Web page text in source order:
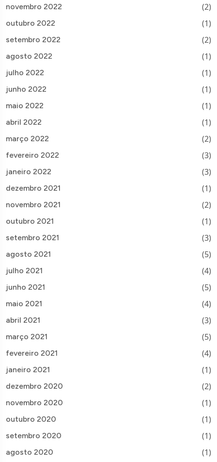
novembro 2022 (2)
outubro 2022 (1)
setembro 2022 (2)
agosto 2022 (1)
julho 2022 (1)
junho 2022 (1)
maio 2022 (1)
abril 2022 (1)
março 2022 (2)
fevereiro 2022 (3)
janeiro 2022 (3)
dezembro 2021 (1)
novembro 2021 (2)
outubro 2021 (1)
setembro 2021 (3)
agosto 2021 (5)
julho 2021 (4)
junho 2021 (5)
maio 2021 (4)
abril 2021 (3)
março 2021 (5)
fevereiro 2021 (4)
janeiro 2021 (1)
dezembro 2020 (2)
novembro 2020 (1)
outubro 2020 (1)
setembro 2020 (1)
agosto 2020 (1)